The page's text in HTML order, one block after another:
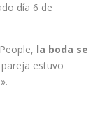
día 6 de
la boda se
estuvo